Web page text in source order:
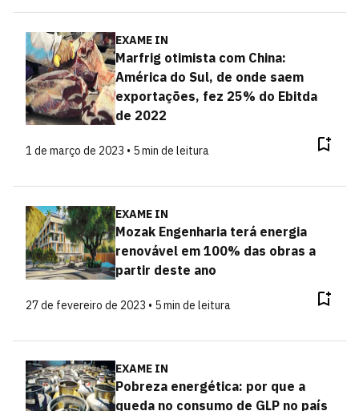
EXAME IN
Marfrig otimista com China:
América do Sul, de onde saem
exportações, fez 25% do Ebitda
de 2022
1 de março de 2023 • 5 min de leitura
EXAME IN
Mozak Engenharia terá energia
renovável em 100% das obras a
partir deste ano
27 de fevereiro de 2023 • 5 min de leitura
EXAME IN
Pobreza energética: por que a
queda no consumo de GLP no país